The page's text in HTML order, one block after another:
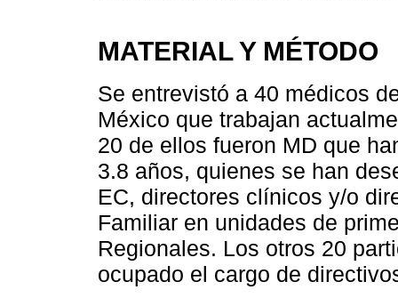
MATERIAL Y MÉTODO
Se entrevistó a 40 médicos
México que trabajan
20 de ellos fueron MD que
3.8 años, quienes se han
EC, directores clínicos y/o
Familiar en unidades de
Regionales. Los otros 20
ocupado el cargo de